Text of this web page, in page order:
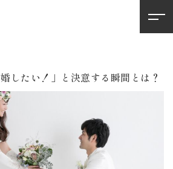
したい！」と決意する瞬間とは？